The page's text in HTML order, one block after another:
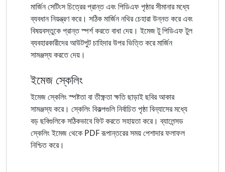
মার্জিন সেটিংস চিত্রের প্রান্ত এবং পিডিএফ পৃষ্ঠার সীমানার মধ্যে
ব্যবধান নিয়ন্ত্রণ করে। সঠিক মার্জিন নথির চেহারা উন্নত করে এবং
বিষয়বস্তুকে প্রান্ত স্পর্শ করতে বাধা দেয়। ইমেজ টু পিডিএফ টুল
ব্যবহারকারীদের আউটপুট চাহিদার উপর ভিত্তি করে মার্জিন
সামঞ্জস্য করতে দেয়।
ইমেজ স্কেলিং
ইমেজ স্কেলিং স্পষ্টতা বা তীক্ষ্ণতা ক্ষতি ছাড়াই ছবির আকার
সামঞ্জস্য করে। স্কেলিং বিকল্পগুলি নির্বাচিত পৃষ্ঠা বিন্যাসের মধ্যে
বড় ছবিগুলিকে সঠিকভাবে ফিট করতে সহায়তা করে। ব্যালেন্সড
স্কেলিং ইমেজ থেকে PDF রূপান্তরের সময় পেশাদার ফলাফল
নিশ্চিত করে।